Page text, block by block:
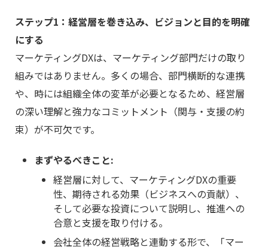
ステップ1：経営層を巻き込み、ビジョンと目的を明確
にする
マーケティングDXは、マーケティング部門だけの取り
組みではありません。多くの場合、部門横断的な連携
や、時には組織全体の変革が必要となるため、経営層
の深い理解と強力なコミットメント（関与・支援の約
束）が不可欠です。
まずやるべきこと:
経営層に対して、マーケティングDXの重要
性、期待される効果（ビジネスへの貢献）、
そして必要な投資について説明し、推進への
合意と支援を取り付ける。
会社全体の経営戦略と連動する形で、「マー